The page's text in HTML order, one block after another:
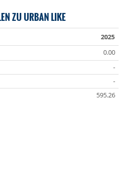
ZU URBAN LIKE
2025
0.00
-
-
595.26